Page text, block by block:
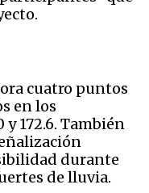
cuatro puntos
en los
y 172.6. También
durante
de lluvia.